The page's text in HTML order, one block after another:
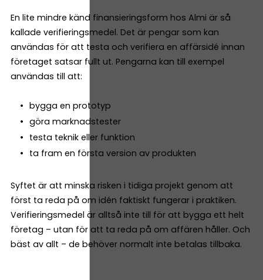
En lite mindre känd finansieringsform hos Almi är så
kallade verifieringsmedel. Det är pengar som kan
användas för att testa och verifiera en affärsidé innan
företaget satsar fullt ut. Pengarna kan till exempel
användas till att:
bygga en prototyp
göra marknadstester
testa teknik eller funktion
ta fram en första version av produkten
Syftet är att minska risken i tidiga projekt genom att
först ta reda på om idén faktiskt fungerar i praktiken.
Verifieringsmedel är alltså inte till för att bygga ett helt
företag – utan för att ta reda på om affären håller. Och
bäst av allt – de behöver normalt inte betalas tillbaka.